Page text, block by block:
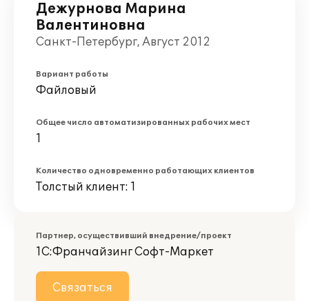
Дежурнова Марина
Валентиновна
Санкт-Петербург, Август 2012
Вариант работы
Файловый
Общее число автоматизированных рабочих мест
1
Количество одновременно работающих клиентов
Толстый клиент: 1
Партнер, осуществивший внедрение/проект
1С:Франчайзинг Софт-Маркет
Связаться